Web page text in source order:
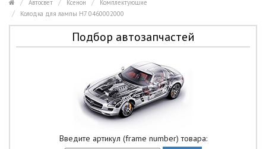
Автосвет Ксенон
Комплектующие
Колодка для лампы Н7 0460002000
Подбор автозапчастей
Введите артикул (frame number) товара: